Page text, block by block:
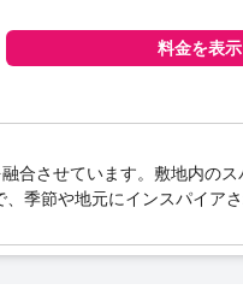
料金を表示
合させています。敷地内の
季節や地元にインスパイア